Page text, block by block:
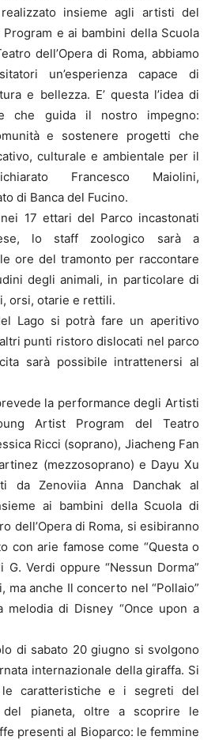
insieme agli artisti del
e ai bambini della Scuola
dell’Opera di Roma, abbiamo
un’esperienza capace di
e bellezza. E’ questa l’idea di
che guida il nostro impegno:
e sostenere progetti che
culturale e ambientale per il
Francesco Maiolini,
di Banca del Fucino.
17 ettari del Parco incastonati
lo staff zoologico sarà a
ore del tramonto per raccontare
degli animali, in particolare di
orsi, otarie e rettili.
Lago si potrà fare un aperitivo
punti ristoro dislocati nel parco
sarà possibile intrattenersi al
la performance degli Artisti
Artist Program del Teatro
Ricci (soprano), Jiacheng Fan
(mezzosoprano) e Dayu Xu
da Zenoviia Anna Danchak al
ai bambini della Scuola di
dell’Opera di Roma, si esibiranno
con arie famose come “Questa o
G. Verdi oppure “Nessun Dorma”
ma anche Il concerto nel “Pollaio”
di Disney “Once upon a
di sabato 20 giugno si svolgono
internazionale della giraffa. Si
le caratteristiche e i segreti del
del pianeta, oltre a scoprire le
presenti al Bioparco: le femmine